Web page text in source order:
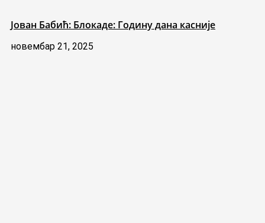
Јован Бабић: Блокаде: Годину дана касније
новембар 21, 2025